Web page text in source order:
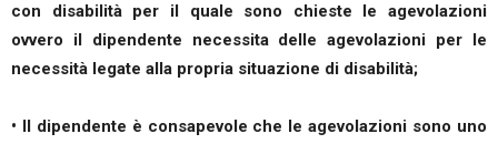
con disabilità per il quale sono chieste le agevolazioni
ovvero il dipendente necessita delle agevolazioni per le
necessità legate alla propria situazione di disabilità;
• Il dipendente è consapevole che le agevolazioni sono uno